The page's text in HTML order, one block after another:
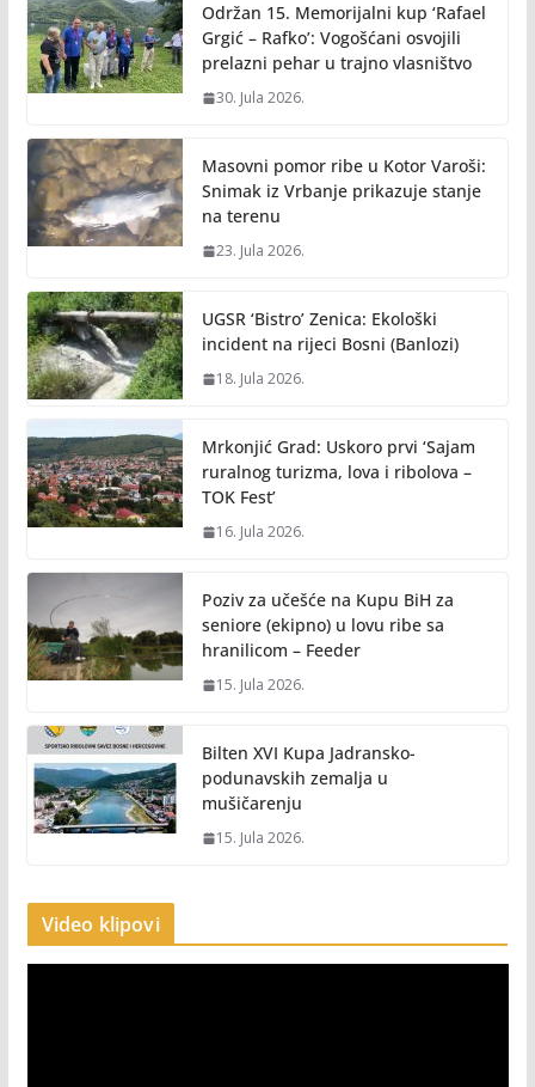
Održan 15. Memorijalni kup ‘Rafael
Grgić – Rafko’: Vogošćani osvojili
prelazni pehar u trajno vlasništvo
30. Jula 2026.
Masovni pomor ribe u Kotor Varoši:
Snimak iz Vrbanje prikazuje stanje
na terenu
23. Jula 2026.
UGSR ‘Bistro’ Zenica: Ekološki
incident na rijeci Bosni (Banlozi)
18. Jula 2026.
Mrkonjić Grad: Uskoro prvi ‘Sajam
ruralnog turizma, lova i ribolova –
TOK Fest’
16. Jula 2026.
Poziv za učešće na Kupu BiH za
seniore (ekipno) u lovu ribe sa
hranilicom – Feeder
15. Jula 2026.
Bilten XVI Kupa Jadransko-
podunavskih zemalja u
mušičarenju
15. Jula 2026.
Video klipovi